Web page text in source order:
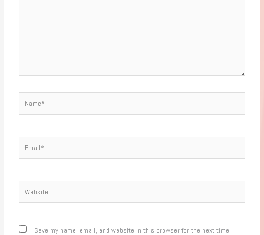
Save my name, email, and website in this browser for the next time I